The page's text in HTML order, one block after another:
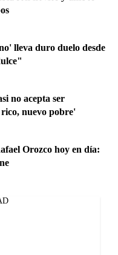
lleva duro duelo desde
no acepta ser
nuevo pobre'
Orozco hoy en día: